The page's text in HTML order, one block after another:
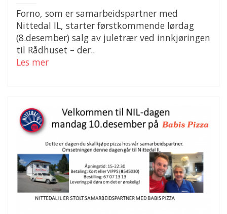
Forno, som er samarbeidspartner med
Nittedal IL, starter førstkommende lørdag
(8.desember) salg av juletrær ved innkjøringen
til Rådhuset – der..
Les mer